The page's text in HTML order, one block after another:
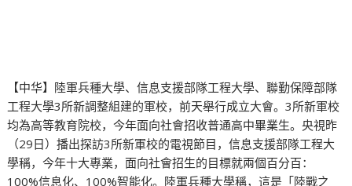
【中华】陸軍兵種大學、信息支援部隊工程大學、聯勤保障部隊
工程大學3所新調整組建的軍校，前天舉行成立大會。3所新軍校
均為高等教育院校，今年面向社會招收普通高中畢業生。央視昨
（29日）播出探訪3所新軍校的電視節目，信息支援部隊工程大
學稱，今年十大專業，面向社會招生的目標就兩個百分百：
100%信息化、100%智能化。陸軍兵種大學稱，這是「陸戰之